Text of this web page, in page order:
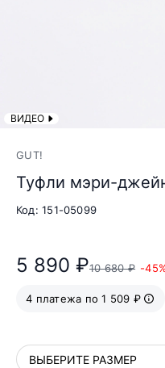
ВИДЕО
GUT!
Туфли мэри-
Код: 151-05099
5 890 ₽10 680 ₽ -
4 платежа по 1 509 ₽
ВЫБЕРИТЕ РАЗМЕР